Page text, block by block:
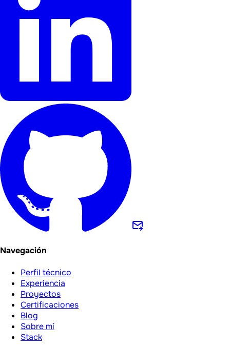
Navegación
Perfil técnico
Experiencia
Proyectos
Certificaciones
Blog
Sobre mí
Stack